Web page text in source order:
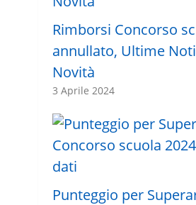
Rimborsi Concorso
annullato, Ultime
Novità
3 Aprile 2024
Punteggio per